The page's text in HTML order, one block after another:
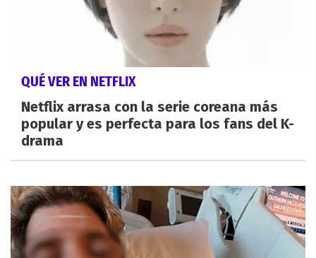
QUÉ VER EN NETFLIX
Netflix arrasa con la serie coreana más
popular y es perfecta para los fans del K-
drama